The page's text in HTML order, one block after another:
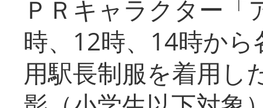
ＰＲキャラクター
時、12時、14時か
用駅長制服を着用し